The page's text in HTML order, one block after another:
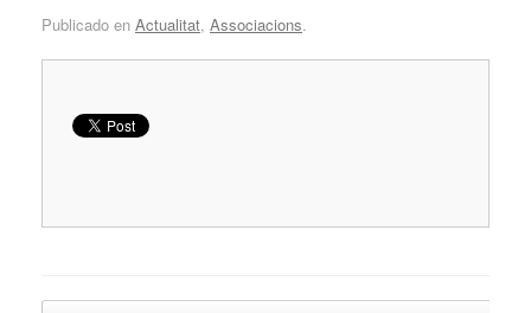
Publicado en Actualitat, Associacions.